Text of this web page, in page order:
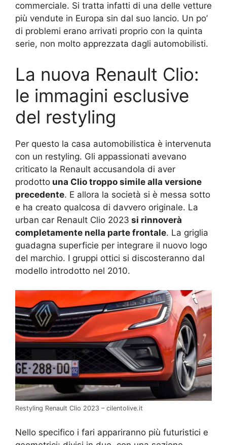
commerciale. Si tratta infatti di una delle vetture
più vendute in Europa sin dal suo lancio. Un po’
di problemi erano arrivati proprio con la quinta
serie, non molto apprezzata dagli automobilisti.
La nuova Renault Clio:
le immagini esclusive
del restyling
Per questo la casa automobilistica è intervenuta
con un restyling. Gli appassionati avevano
criticato la Renault accusandola di aver
prodotto una Clio troppo simile alla versione
precedente. E allora la società si è messa sotto
e ha creato qualcosa di davvero originale. La
urban car Renault Clio 2023 si rinnoverà
completamente nella parte frontale. La griglia
guadagna superficie per integrare il nuovo logo
del marchio. I gruppi ottici si discosteranno dal
modello introdotto nel 2010.
Restyling Renault Clio 2023 – cilentolive.it
Nello specifico i fari appariranno più futuristici e